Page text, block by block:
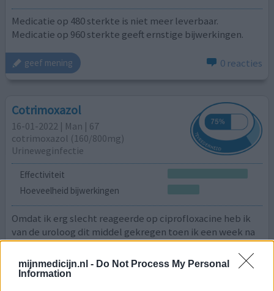
mijnmedicijn.nl - Do Not Process My Personal
Information
Medicatie op 480 sterkte is niet meer leverbaar.
Medicatie op 960 sterkte geeft ernstige bijwerkingen.
geef mening 0 reacties
Cotrimoxazol
16-01-2022 | Man | 67
cotrimoxazol (160/800mg)
Urineweginfectie
Effectiviteit
Hoeveelheid bijwerkingen
Omdat ik erg slecht reageerde op ciprofloxacine heb ik
van de uroloog dit middel gekregen toen ik een week na
een urologische ingreep een gecompliceerde
urineweginfectie kreeg. Binnen twee dagen was de
koorts (bijna 40 graden) weg en ook de pijn. De enige